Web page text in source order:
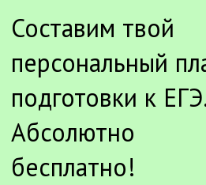
Составим твой
персональный
подготовки к
Абсолютно
бесплатно!